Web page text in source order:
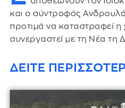
και ο σύντροφός
προτιμά να καταστραφεί
συνεργαστεί με τη Νέα τη
ΔΕΙΤΕ